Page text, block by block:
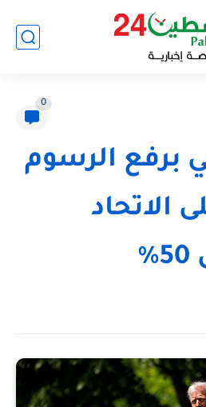
0
برفع الرسوم
الاتحاد